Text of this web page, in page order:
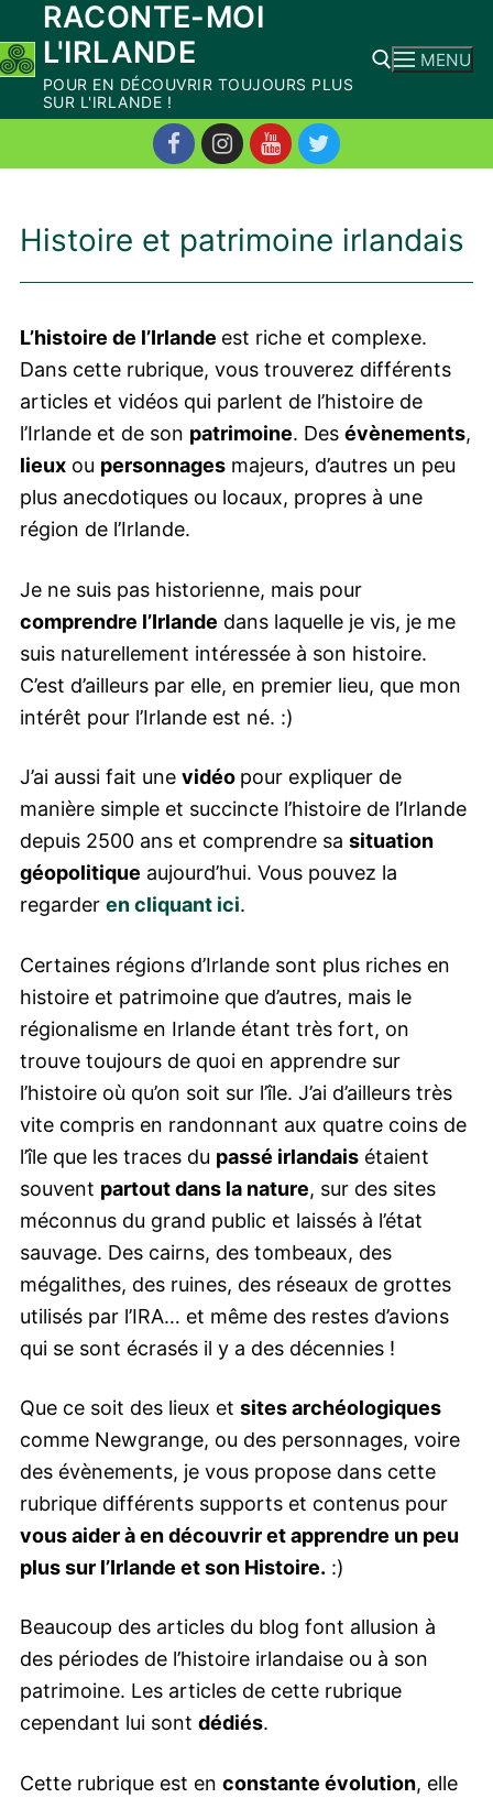
au
contenu
RACONTE-MOI
L'IRLANDE
POUR EN DÉCOUVRIR TOUJOURS PLUS
SUR L'IRLANDE !
Rechercher :
MENU
Histoire et patrimoine irlandais
L’histoire de l’Irlande est riche et complexe.
Dans cette rubrique, vous trouverez différents
articles et vidéos qui parlent de l’histoire de
l’Irlande et de son patrimoine. Des évènements,
lieux ou personnages majeurs, d’autres un peu
plus anecdotiques ou locaux, propres à une
région de l’Irlande.
Je ne suis pas historienne, mais pour
comprendre l’Irlande dans laquelle je vis, je me
suis naturellement intéressée à son histoire.
C’est d’ailleurs par elle, en premier lieu, que mon
intérêt pour l’Irlande est né. :)
J’ai aussi fait une vidéo pour expliquer de
manière simple et succincte l’histoire de l’Irlande
depuis 2500 ans et comprendre sa situation
géopolitique aujourd’hui. Vous pouvez la
regarder en cliquant ici.
Certaines régions d’Irlande sont plus riches en
histoire et patrimoine que d’autres, mais le
régionalisme en Irlande étant très fort, on
trouve toujours de quoi en apprendre sur
l’histoire où qu’on soit sur l’île. J’ai d’ailleurs très
vite compris en randonnant aux quatre coins de
l’île que les traces du passé irlandais étaient
souvent partout dans la nature, sur des sites
méconnus du grand public et laissés à l’état
sauvage. Des cairns, des tombeaux, des
mégalithes, des ruines, des réseaux de grottes
utilisés par l’IRA… et même des restes d’avions
qui se sont écrasés il y a des décennies !
Que ce soit des lieux et sites archéologiques
comme Newgrange, ou des personnages, voire
des évènements, je vous propose dans cette
rubrique différents supports et contenus pour
vous aider à en découvrir et apprendre un peu
plus sur l’Irlande et son Histoire. :)
Beaucoup des articles du blog font allusion à
des périodes de l’histoire irlandaise ou à son
patrimoine. Les articles de cette rubrique
cependant lui sont dédiés.
Cette rubrique est en constante évolution, elle